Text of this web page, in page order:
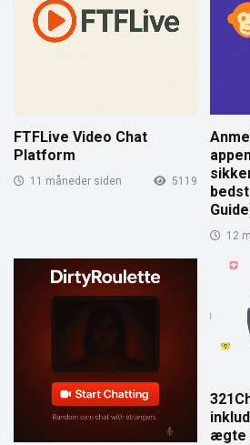
FTFLive Video Chat
Platform
11 måneder siden 5119
12
ægte